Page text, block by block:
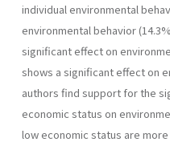
individual environmental
environmental behavior
significant effect on
shows a significant effect on
authors find support for the
economic status on
low economic status are